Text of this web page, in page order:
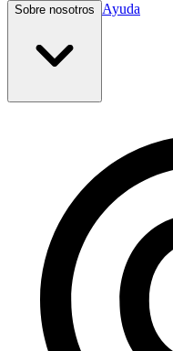
Sobre nosotros Ayuda